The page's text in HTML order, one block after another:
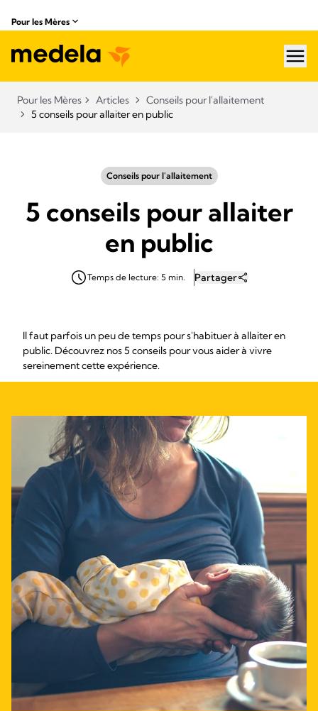
Pour les Mères
Pour les Mères Articles
Conseils pour l'allaitement
5 conseils pour allaiter en public
Conseils pour l'allaitement
5 conseils pour allaiter
en public
Temps de lecture: 5 min. Partager
Il faut parfois un peu de temps pour s'habituer à allaiter en
public. Découvrez nos 5 conseils pour vous aider à vivre
sereinement cette expérience.